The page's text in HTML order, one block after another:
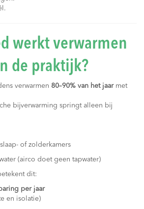
werkt verwarmen
de praktijk?
verwarmen 80–90% van het jaarmet
bijverwarming springt alleen bij
of zolderkamers
(airco doet geen tapwater)
dit:
per jaar
en isolatie)